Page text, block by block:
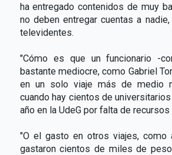
ha entregado contenidos de muy
no deben entregar cuentas a
televidentes.
"Cómo es que un funcionario -
bastante mediocre, como Gabriel
en un solo viaje más de medio
cuando hay cientos de
año en la UdeG por falta de
"O el gasto en otros viajes, como
gastaron cientos de miles de